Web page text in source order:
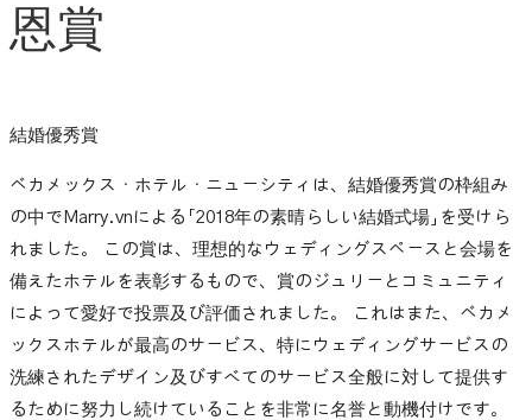
恩賞
結婚優秀賞
ベカメックス・ホテル・ニューシティは、結婚優秀賞の枠組み
の中でMarry.vnによる「2018年の素晴らしい結婚式場」を受けら
れました。 この賞は、理想的なウェディングスペースと会場を
備えたホテルを表彰するもので、賞のジュリーとコミュニティ
によって愛好で投票及び評価されました。 これはまた、ベカメ
ックスホテルが最高のサービス、特にウェディングサービスの
洗練されたデザイン及びすべてのサービス全般に対して提供す
るために努力し続けていることを非常に名誉と動機付けです。